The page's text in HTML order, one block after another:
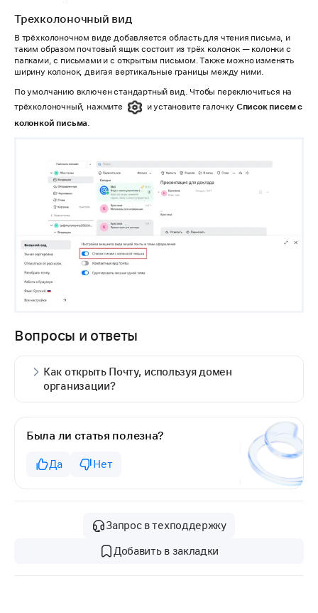
Трехколоночный вид
В трёхколоночном виде добавляется область для чтения письма, и
таким образом почтовый ящик состоит из трёх колонок — колонки с
папками, с письмами и с открытым письмом. Также можно изменять
ширину колонок, двигая вертикальные границы между ними.
По умолчанию включен стандартный вид. Чтобы переключиться на
трёхколоночный, нажмите
и установите галочку Список писем с
колонкой письма
Вопросы и ответы
Как открыть Почту, используя домен
организации?
Была ли статья полезна?
Да Нет
Запрос в техподдержку
Добавить в закладки